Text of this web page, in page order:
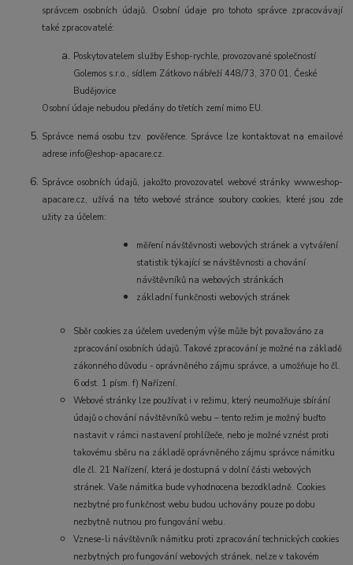
správcem osobních údajů. Osobní údaje pro tohoto správce zpracovávají
také zpracovatelé:
Poskytovatelem služby Eshop-rychle, provozované společností
Golemos s.r.o., sídlem Zátkovo nábřeží 448/73, 370 01, České
Budějovice
Osobní údaje nebudou předány do třetích zemí mimo EU.
Správce nemá osobu tzv. pověřence. Správce lze kontaktovat na emailové
adrese info@eshop-apacare.cz.
Správce osobních údajů, jakožto provozovatel webové stránky www.eshop-
apacare.cz, užívá na této webové stránce soubory cookies, které jsou zde
užity za účelem:
měření návštěvnosti webových stránek a vytváření
statistik týkající se návštěvnosti a chování
návštěvníků na webových stránkách
základní funkčnosti webových stránek
Sběr cookies za účelem uvedeným výše může být považováno za
zpracování osobních údajů. Takové zpracování je možné na základě
zákonného důvodu - oprávněného zájmu správce, a umožňuje ho čl.
6 odst. 1 písm. f) Nařízení.
Webové stránky lze používat i v režimu, který neumožňuje sbírání
údajů o chování návštěvníků webu – tento režim je možný buďto
nastavit v rámci nastavení prohlížeče, nebo je možné vznést proti
takovému sběru na základě oprávněného zájmu správce námitku
dle čl. 21 Nařízení, která je dostupná v dolní části webových
stránek. Vaše námitka bude vyhodnocena bezodkladně. Cookies
nezbytné pro funkčnost webu budou uchovány pouze po dobu
nezbytně nutnou pro fungování webu.
Vznese-li návštěvník námitku proti zpracování technických cookies
nezbytných pro fungování webových stránek, nelze v takovém